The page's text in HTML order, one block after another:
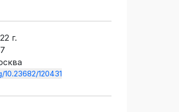
г.
120431